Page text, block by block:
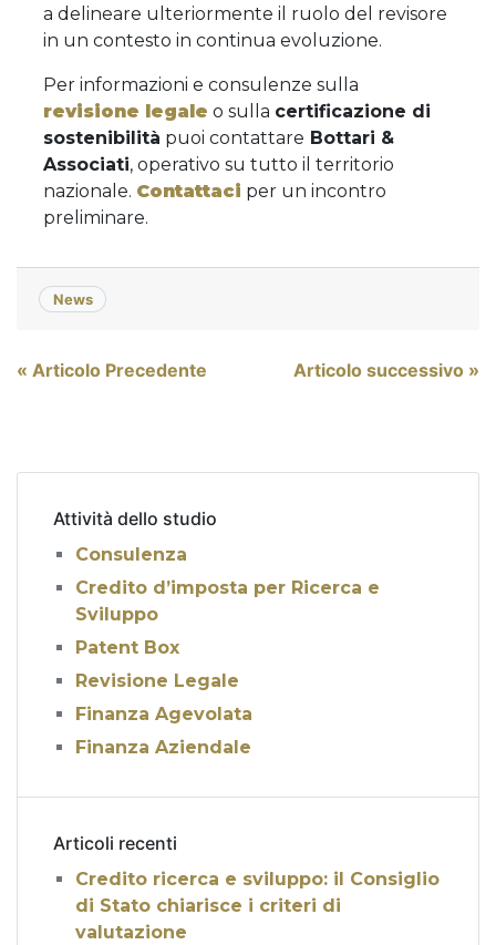
a delineare ulteriormente il ruolo del revisore
in un contesto in continua evoluzione.
Per informazioni e consulenze sulla
revisione legale o sulla certificazione di
sostenibilità puoi contattare Bottari &
Associati, operativo su tutto il territorio
nazionale. Contattaci per un incontro
preliminare.
News
Navigazione
« Articolo Precedente Articolo successivo »
Attività dello studio
Consulenza
Credito d’imposta per Ricerca e
Sviluppo
Patent Box
Revisione Legale
Finanza Agevolata
Finanza Aziendale
Articoli recenti
Credito ricerca e sviluppo: il Consiglio
di Stato chiarisce i criteri di
valutazione